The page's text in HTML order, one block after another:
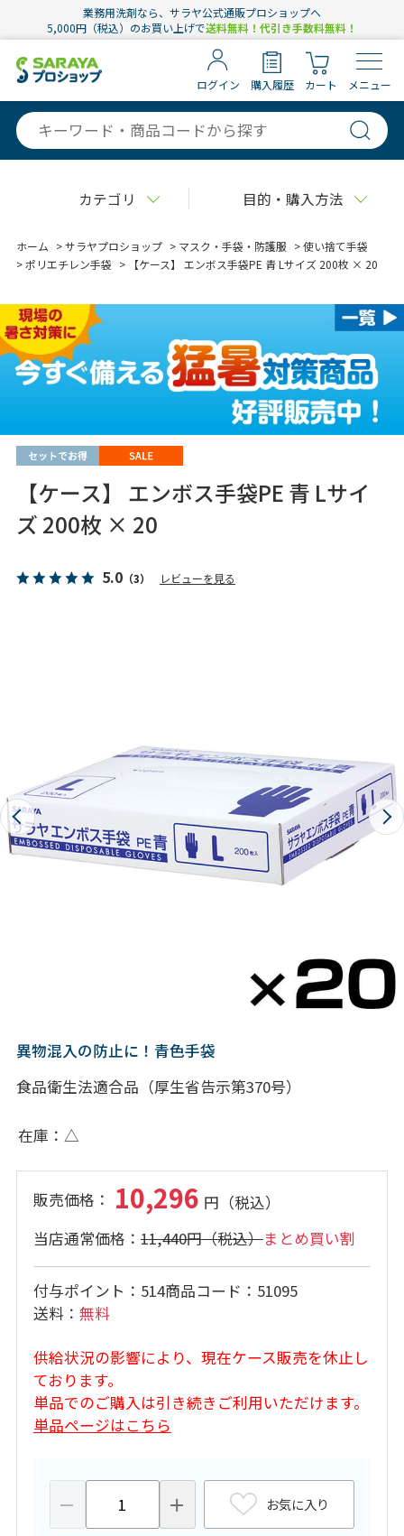
業務用洗剤なら、サラヤ公式通販プロショップへ
5,000円（税込）のお買い上げで送料無料！代引き手数料無料！
ログイン 購入履歴 カート メニュー
カテゴリ 目的・購入方法
ホーム >サラヤプロショップ > マスク・手袋・防護服 >使い捨て手袋
>ポリエチレン手袋 > 【ケース】 エンボス手袋PE 青 Lサイズ 200枚 × 20
【ケース】 エンボス手袋PE 青 Lサイ
ズ 200枚 × 20
5.0（3） レビューを見る
異物混入の防止に！青色手袋
食品衛生法適合品（厚生省告示第370号）
在庫 △
10,296
11,440円 まとめ買い割
付与ポイント 514商品コード
51095
送料
無料
供給状況の影響により、現在ケース販売を休止し
ております。
単品でのご購入は引き続きご利用いただけます。
単品ページはこちら
お気に入り